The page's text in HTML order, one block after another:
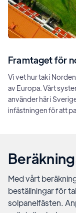
Framtaget för
Vi vet hur tak i
av Europa. Vårt
använder här i
infästningen för att
Med vårt
beställningar för
solpanelfästen.